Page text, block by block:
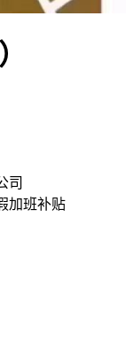
司
加班补贴